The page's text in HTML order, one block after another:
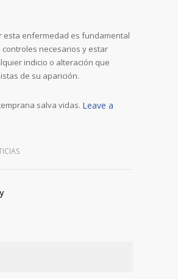
esta enfermedad es fundamental
necesarios y estar
indicio o alteración que
de su aparición.
salva vidas. Leave a